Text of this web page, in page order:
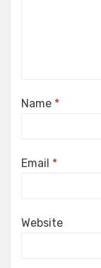
Name *
Email *
Website